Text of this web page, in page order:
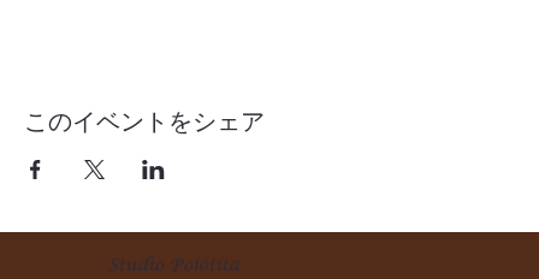
このイベントをシェア
Studio Poiótita